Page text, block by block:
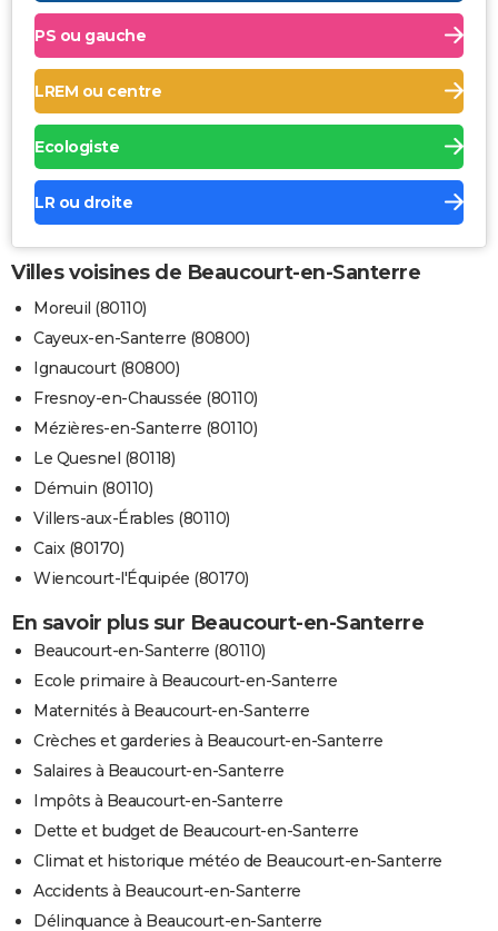
PS ou gauche
LREM ou centre
Ecologiste
LR ou droite
Villes voisines de Beaucourt-en-Santerre
Moreuil (80110)
Cayeux-en-Santerre (80800)
Ignaucourt (80800)
Fresnoy-en-Chaussée (80110)
Mézières-en-Santerre (80110)
Le Quesnel (80118)
Démuin (80110)
Villers-aux-Érables (80110)
Caix (80170)
Wiencourt-l'Équipée (80170)
En savoir plus sur Beaucourt-en-Santerre
Beaucourt-en-Santerre (80110)
Ecole primaire à Beaucourt-en-Santerre
Maternités à Beaucourt-en-Santerre
Crèches et garderies à Beaucourt-en-Santerre
Salaires à Beaucourt-en-Santerre
Impôts à Beaucourt-en-Santerre
Dette et budget de Beaucourt-en-Santerre
Climat et historique météo de Beaucourt-en-Santerre
Accidents à Beaucourt-en-Santerre
Délinquance à Beaucourt-en-Santerre